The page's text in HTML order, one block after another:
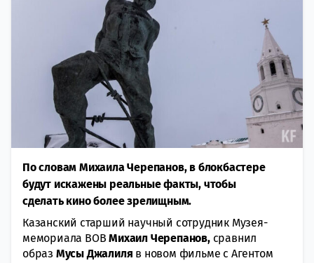
По словам Михаила Черепанов, в блокбастере
будут искажены реальные факты, чтобы
сделать кино более зрелищным.
Казанский старший научный сотрудник Музея-
мемориала ВОВМихаил Черепанов,сравнил
образ Мусы Джалиля в новом фильме с Агентом